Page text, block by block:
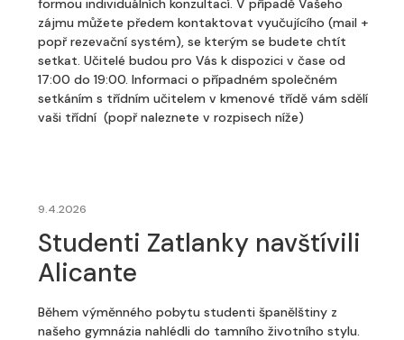
zájmu můžete předem kontaktovat vyučujícího (mail +
popř rezevační systém), se kterým se budete chtít
setkat. Učitelé budou pro Vás k dispozici v čase od
17:00 do 19:00. Informaci o případném společném
setkáním s třídním učitelem v kmenové třídě vám sdělí
vaši třídní (popř naleznete v rozpisech níže)
9.4.2026
Studenti Zatlanky navštívili
Alicante
Během výměnného pobytu studenti španělštiny z
našeho gymnázia nahlédli do tamního životního stylu.